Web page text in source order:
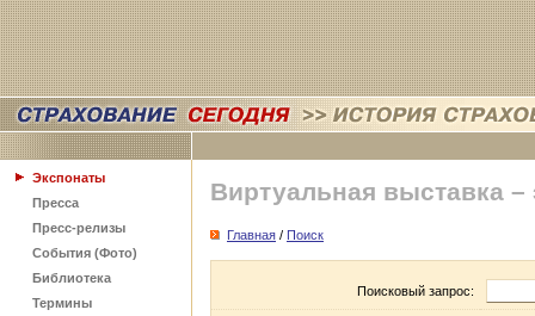
Экспонаты
Пресса
Пресс-релизы
События (Фото)
Библиотека
Термины
Виртуальная выставка –
Главная / Поиск
Поисковый запрос: